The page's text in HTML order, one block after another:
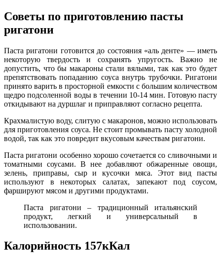
Советы по приготовлению пасты
ригатони
Паста ригатони готовится до состояния «аль денте» — иметь
некоторую твердость и сохранять упругость. Важно не
допустить, что бы макароны стали вялыми, так как это будет
препятствовать попаданию соуса внутрь трубочки. Ригатони
принято варить в просторной емкости с большим количеством
щедро подсоленной воды в течении 10-14 мин. Готовую пасту
откидывают на дуршлаг и приправляют согласно рецепта.
Крахмалистую воду, слитую с макаронов, можно использовать
для приготовления соуса. Не стоит промывать пасту холодной
водой, так как это повредит вкусовым качествам ригатони.
Паста ригатони особенно хорошо сочетается со сливочными и
томатными соусами. В нее добавляют обжаренные овощи,
зелень, приправы, сыр и кусочки мяса. Этот вид пасты
используют в некоторых салатах, запекают под соусом,
фаршируют мясом и другими продуктами.
Паста ригатони – традиционный итальянский
продукт, легкий и универсальный в
использовании.
Калорийность 157кКал